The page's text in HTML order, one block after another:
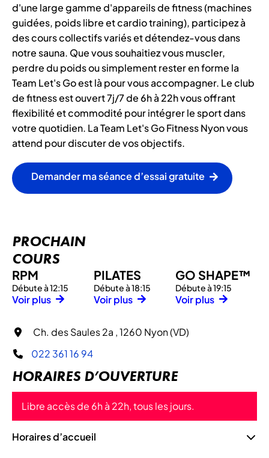
d'une large gamme d'appareils de fitness (machines
guidées, poids libre et cardio training), participez à
des cours collectifs variés et détendez-vous dans
notre sauna. Que vous souhaitiez vous muscler,
perdre du poids ou simplement rester en forme la
Team Let's Go est là pour vous accompagner. Le club
de fitness est ouvert 7j/7 de 6h à 22h vous offrant
flexibilité et commodité pour intégrer le sport dans
votre quotidien. La Team Let's Go Fitness Nyon vous
attend pour discuter de vos objectifs.
Demander ma séance d’essai gratuite
PROCHAIN
COURS
RPM
Débute à 12:15
Voir plus
PILATES
Débute à 18:15
Voir plus
GO SHAPE™
Débute à 19:15
Voir plus
Ch. des Saules 2a , 1260 Nyon (VD)
022 361 16 94
HORAIRES D’OUVERTURE
Libre accès de 6h à 22h, tous les jours.
Horaires d’accueil